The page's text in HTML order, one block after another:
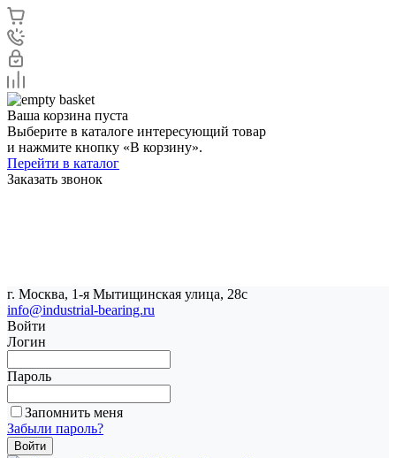
Ваша корзина пуста
Выберите в каталоге интересующий товар
и нажмите кнопку «В корзину».
Перейти в каталог
Заказать звонок
г. Москва, 1-я Мытищинская улица, 28с
info@industrial-bearing.ru
Войти
Логин
Пароль
Запомнить меня
Забыли пароль?